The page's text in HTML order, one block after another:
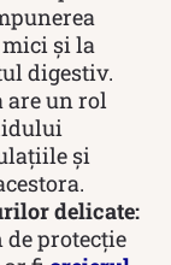
și la
digestiv.
are un rol
și
delicate:
de protecție